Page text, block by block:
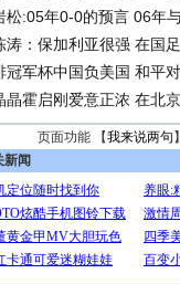
松:05年0-0的预言 06年
涛：保加利亚很强 在国
冠军杯中国负美国 和平
晶霍启刚爱意正浓 在北
页面功能 【我来说两句
新闻